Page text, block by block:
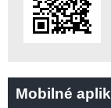
Mobilné